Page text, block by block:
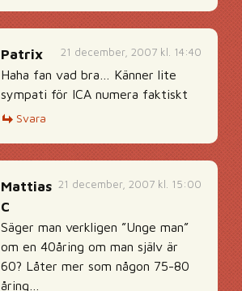
21 december, 2007 kl. 14:40
Patrix
Haha fan vad bra… Känner lite
sympati för ICA numera faktiskt
Svara
21 december, 2007 kl. 15:00
Mattias
C
Säger man verkligen ”Unge man”
om en 40åring om man själv är
60? Låter mer som någon 75-80
åring…